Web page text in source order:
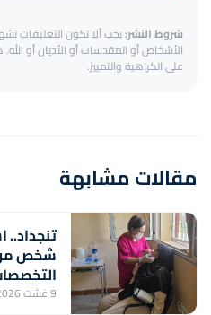
شروط النشر:يجب ألا تكون التعليقات
الأشخاص أو المقدسات أو الأديان أو
على الكراهية والتمييز.
مقالات مشابهة
شخص من
9 غشت 2026 - 17:11